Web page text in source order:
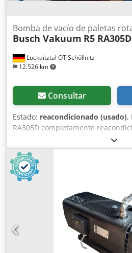
descripción del artículo.
Luckaitztal OT Schöllnitz
12.526 km
Bomba de vacío de paletas
Busch Vakuum R5 RA305D
Consultar
Estado: reacondicionado (usado),
RA305D completamente
300 cm³/h, disponible en stock.